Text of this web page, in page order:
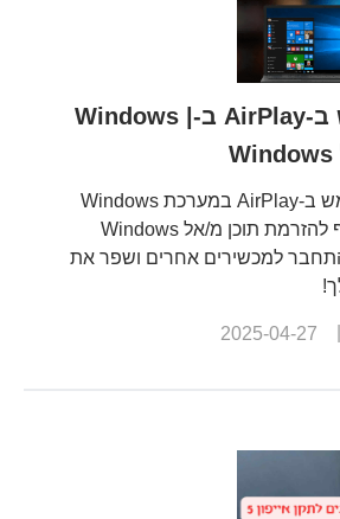
איך להשתמש ב-AirPlay ב-Windows |
גלה כיצד להשתמש ב-AirPlay במערכת Windows
שלך. מדריך מקיף להזרמת תוכן מ/אל Windows
התחבר למכשירים אחרים ושפר את
2025-04-27